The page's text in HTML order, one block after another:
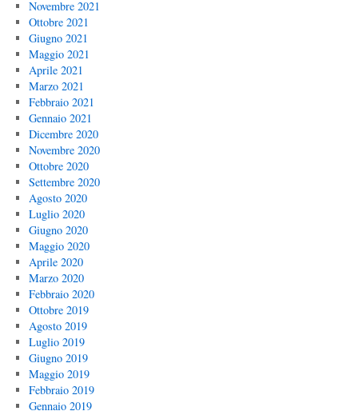
Novembre 2021
Ottobre 2021
Giugno 2021
Maggio 2021
Aprile 2021
Marzo 2021
Febbraio 2021
Gennaio 2021
Dicembre 2020
Novembre 2020
Ottobre 2020
Settembre 2020
Agosto 2020
Luglio 2020
Giugno 2020
Maggio 2020
Aprile 2020
Marzo 2020
Febbraio 2020
Ottobre 2019
Agosto 2019
Luglio 2019
Giugno 2019
Maggio 2019
Febbraio 2019
Gennaio 2019